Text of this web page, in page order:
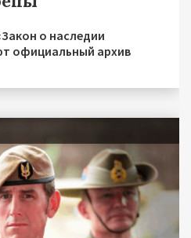
о наследии
официальный архив